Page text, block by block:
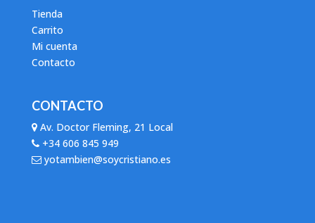
Tienda
Carrito
Mi cuenta
Contacto
CONTACTO
Av. Doctor Fleming, 21 Local
+34 606 845 949
yotambien@soycristiano.es